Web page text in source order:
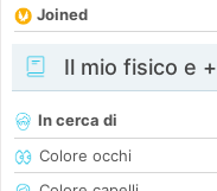
Joined
Il mio fisico e +
In cerca di
Colore occhi